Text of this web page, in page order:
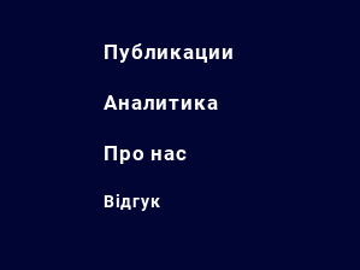
Публикации
Аналитика
Про нас
Відгук